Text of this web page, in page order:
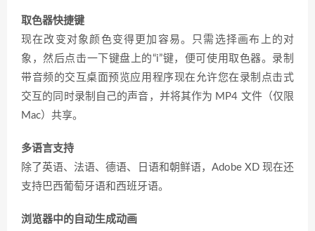
取色器快捷键
现在改变对象颜色变得更加容易。只需选择画布上的对
象，然后点击一下键盘上的“i”键，便可使用取色器。录制
带音频的交互桌面预览应用程序现在允许您在录制点击式
交互的同时录制自己的声音，并将其作为 MP4 文件（仅限
Mac）共享。
多语言支持
除了英语、法语、德语、日语和朝鲜语，Adobe XD 现在还
支持巴西葡萄牙语和西班牙语。
浏览器中的自动生成动画